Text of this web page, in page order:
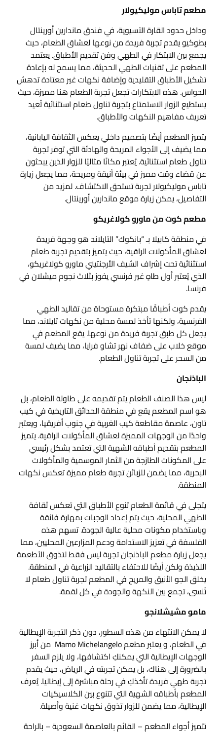
مطعم تاباس موليكيولار
وداخل حدود القارة الآسيوية، في فندق ماندارين أورينتال
بطوكيو يقدم تجربة فريدة من نوعها لعشاق الطعام، حيث
يجمع بين الابتكار في الطهي وفن تقديم الأطباق. يعتمد
المطعم على تقنيات الطهي الحديثة، مما يسمح له بإعادة
تشكيل الأطباق التقليدية وإضافة نكهات غير معتادة تدهش
الحواس. هذه الابتكارات تجعل تجربة الطعام هنا مميزة، حيث
يستطيع الزوار الاستمتاع بتجربة تناول طعام استثنائية تُعيد
تعريف مفاهيم النكهات والأطباق.
يتميز المطعم أيضًا بتصميم داخلي يعكس الثقافة اليابانية،
مما يضيف إلى الأجواء المريحة والهادئة التي توفر تجربة
تناول طعام استثنائية. يُعتبر مكانًا مثاليًا للزوار الذين يبحثون
عن قضاء وقت مميز في بيئة أنيقة ومريحة، مما يجعل زيارة
تاباس موليكيولار تجربة تستحق الاكتشاف. لمزيد من
التفاصيل، يمكن زيارة موقع ماندارين أورينتال.
مطعم كوت من ماورو كولاغريكو
في منطقة كابيلا بـ “بانكوك” التايلاند هو وجهة فريدة
لعشاق المأكولات الراقية، حيث يتميز بتقديم تجربة طعام
استثنائية تحت إشراف الشيف الأرجنتيني ماورو كولاغريكو،
الذي يُعتبر أول طاهٍ غير فرنسي يفوز بثلاث نجوم ميشلان في
فرنسا.
يقدم كوت أطباقًا مبتكرة مستوحاة من تقاليد الطهي
الفرنسية، ولكنها تأخذ لمسة محلية من نكهات تايلاند، مما
يجعل كل طبق تجربة فريدة من نوعها. يقع المطعم في
موقع خلاب على ضفاف نهر تشاو فرايا، مما يضيف لمسة
من السحر على تجربة تناول الطعام.
الباذنجان
ليس هذا الصنف الطعام يتم تقديمه على طاولة الطعام، بل
هو اسم المطعم يقع في منطقة الحدائق التاريخية في كيب
تاون، عاصمة مقاطعة كيب الغربية في جنوب أفريقيا، ويعتبر
واحدًا من الوجهات المميزة لعشاق المأكولات الراقية. يتميز
المطعم بتقديم أطباقه الشهية التي تعتمد بشكل رئيسي
على المكونات الطازجة من الثمار الموسمية والمأكولات
البحرية، مما يضمن للزبائن تجربة طعام مميزة تعكس نكهات
المنطقة.
يتجلى في قائمة الطعام تنوع الأطباق التي تعكس ثقافة
الطهي المحلية، حيث يتم إعداد الوجبات بمهارة فائقة
وباستخدام مكونات محلية عالية الجودة. تسهم هذه
الفلسفة في تعزيز الاستدامة ودعم المزارعين المحليين، مما
يجعل زيارة مطعم الباذنجان تجربة ليس فقط لتذوق الأطعمة
اللذيذة ولكن أيضًا للاحتفاء بالتقاليد الزراعية في المنطقة.
يخلق الجو الأنيق والمريح في المطعم تجربة تناول طعام لا
تُنسى، تجمع بين النكهة والجودة في كل لقمة.
مامو مشيشلانجو
لا يمكن الانتهاء من هذه السطور، دون ذكر التجربة الإيطالية
في الطعام، و يعتبر مطعم Mamo Michelangelo من أبرز
الوجهات الإيطالية التي يمكنكِ اكتشافها، ولا يلزم السفر
بالضرورة إلى هناك، بل يمكن تجربته في الرياض، حيث يقدم
تجربة طهي فريدة تأخذكِ في رحلة مباشرة إلى إيطاليا. يُعرف
المطعم بأطباقه الشهية التي تتنوع بين الكلاسيكيات
الإيطالية، مما يضمن للزوار تذوق نكهات غنية وأصيلة.
تتميز أجواء المطعم – القائم بالعاصمة السعودية – بالراحة